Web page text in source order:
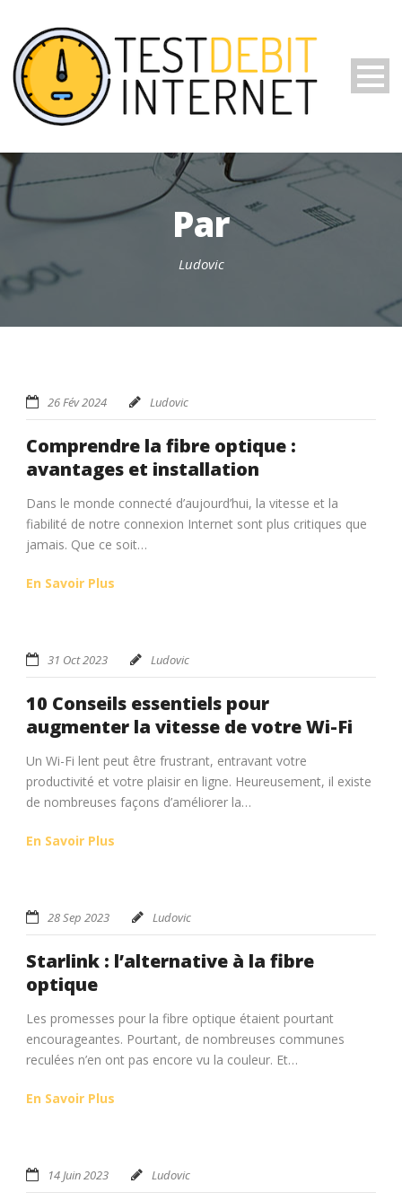
Par
Ludovic
26 Fév 2024 Ludovic
Comprendre la fibre optique :
avantages et installation
Dans le monde connecté d’aujourd’hui, la vitesse et la
fiabilité de notre connexion Internet sont plus critiques que
jamais. Que ce soit…
En Savoir Plus
31 Oct 2023 Ludovic
10 Conseils essentiels pour
augmenter la vitesse de votre Wi-Fi
Un Wi-Fi lent peut être frustrant, entravant votre
productivité et votre plaisir en ligne. Heureusement, il existe
de nombreuses façons d’améliorer la…
En Savoir Plus
28 Sep 2023 Ludovic
Starlink : l’alternative à la fibre
optique
Les promesses pour la fibre optique étaient pourtant
encourageantes. Pourtant, de nombreuses communes
reculées n’en ont pas encore vu la couleur. Et…
En Savoir Plus
14 Juin 2023 Ludovic